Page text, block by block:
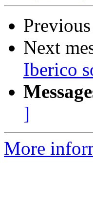
Previous
Next
Iberico
]
More